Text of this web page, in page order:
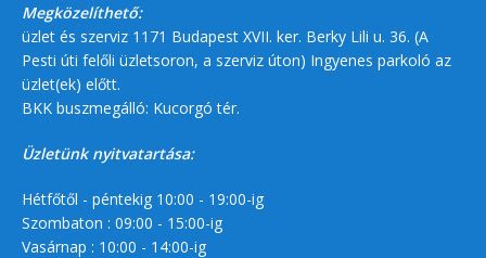
Megközelíthető:
üzlet és szerviz 1171 Budapest XVII. ker. Berky Lili u. 36. (A
Pesti úti felőli üzletsoron, a szerviz úton) Ingyenes parkoló az
üzlet(ek) előtt.
BKK buszmegálló: Kucorgó tér.
Üzletünk nyitvatartása:
Hétfőtől - péntekig 10:00 - 19:00-ig
Szombaton : 09:00 - 15:00-ig
Vasárnap : 10:00 - 14:00-ig